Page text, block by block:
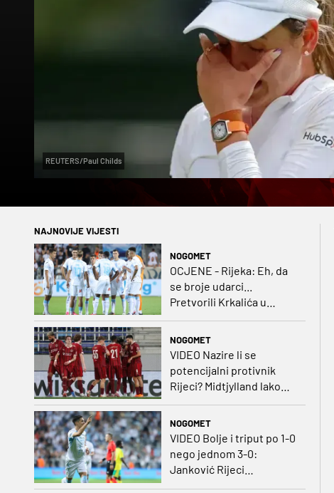
REUTERS/Paul Childs
NAJNOVIJE VIJESTI
NOGOMET
OCJENE - Rijeka: Eh, da
se broje udarci...
Pretvorili Krkalića u
junaka, a izlet na uzvrat u
NOGOMET
VIDEO Nazire li se
potencijalni protivnik
Rijeci? Midtjylland lako
NOGOMET
VIDEO Bolje i triput po 1-0
nego jednom 3-0:
Janković Rijeci